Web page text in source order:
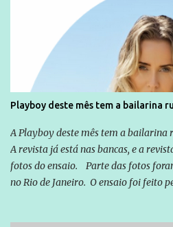
cotidiana, corriqueira e cada vez
você já esta acostumado a ver neste
que possibilite distribuir não só
forma consistente a riqueza do
cidadão brasileiro não precisa só ser
da Lava Jato, Reformas que podem
quem vai ser preso ou não; é preciso
simples ao mais burguês, o que diz a
seus direitos e deveres em ...
Playboy deste mês tem a bailarina
A Playboy deste mês tem a bailarina
A revista já está nas bancas, e a
fotos do ensaio. Parte das fotos
no Rio de Janeiro. O ensaio foi feito